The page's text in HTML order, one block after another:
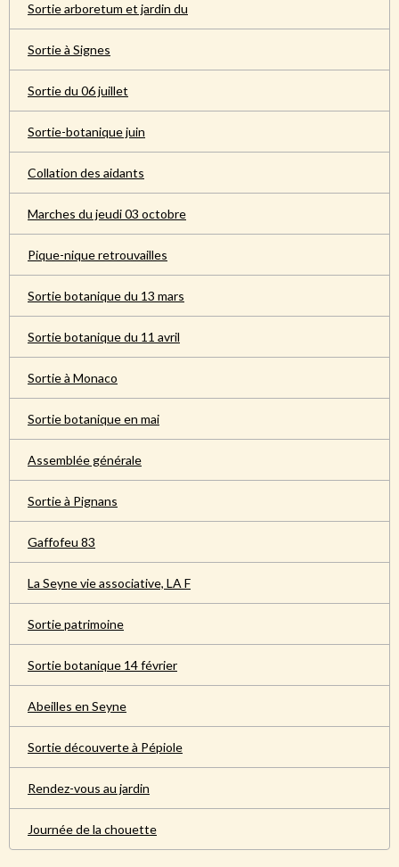
Sortie arboretum et jardin du
Sortie à Signes
Sortie du 06 juillet
Sortie-botanique juin
Collation des aidants
Marches du jeudi 03 octobre
Pique-nique retrouvailles
Sortie botanique du 13 mars
Sortie botanique du 11 avril
Sortie à Monaco
Sortie botanique en mai
Assemblée générale
Sortie à Pignans
Gaffofeu 83
La Seyne vie associative, LA F
Sortie patrimoine
Sortie botanique 14 février
Abeilles en Seyne
Sortie découverte à Pépiole
Rendez-vous au jardin
Journée de la chouette